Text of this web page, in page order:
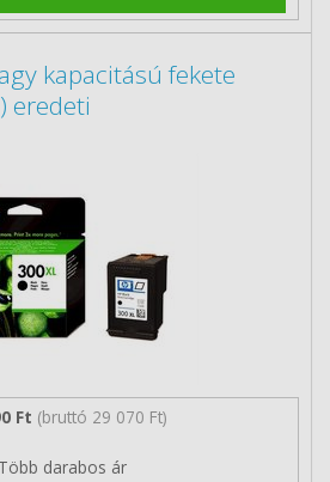
kapacitású fekete
eredeti
Ft (bruttó 29 070 Ft)
Több darabos ár